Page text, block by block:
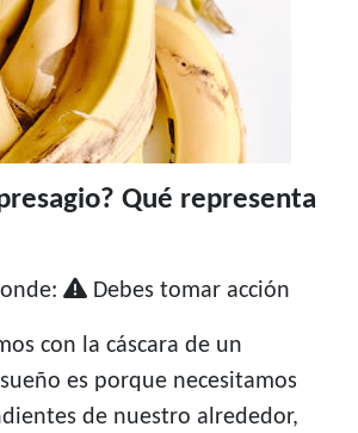
Qué representa
Debes tomar acción
con la cáscara de un
es porque necesitamos
de nuestro alrededor,